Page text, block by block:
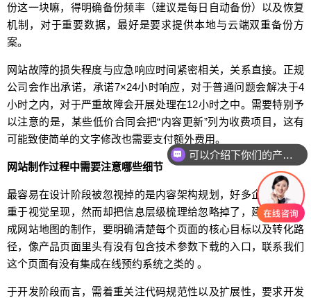
份这一块嘛，得明确备份频率（建议是每日自动备份）以及恢复
机制，对于重要数据，最好是要求提供本地与云端双重备份方
案。
网站故障的损失程度与应急响应时间紧密相关，关系直接。正规
公司会作出承诺，承诺7×24小时响应，对于普通问题会解决于4
小时之内，对于严重故障会开展处理在12小时之中。需要特别予
以注意的是，某些低价合同会把“内容更新”列为收费项目，这有
可能致使简单的文字修改也需要支付额外费用。
网站制作过程中需要注意哪些细节
最容易在设计阶段被忽视掉的是内容架构规划，好多企业过度着
重于视觉呈现，然而却把信息层级梳理给忽略掉了，建议先去完
成网站地图的制作，要明确清楚每个页面的核心目标以及转化路
径，像产品页面里头有没有包含技术参数下载的入口，联系我们
这个页面有没有集成在线预约系统之类的 。
于开发阶段而言，需着重关注代码规范性以及扩展性，要求开发
可以介绍下你们的产品么
你们是怎么收费的呢